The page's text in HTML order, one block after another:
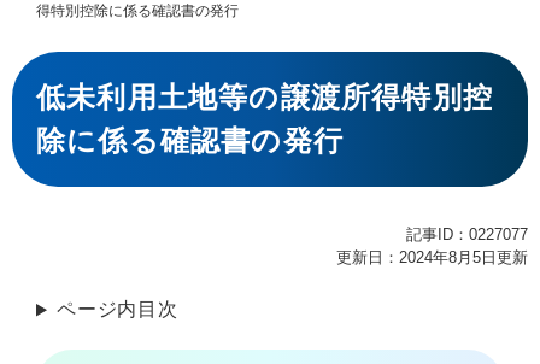
得特別控除に係る確認書の発行
本
文
低未利用土地等の譲渡所得特別控
除に係る確認書の発行
記事ID：0227077
更新日：2024年8月5日更新
ページ内目次